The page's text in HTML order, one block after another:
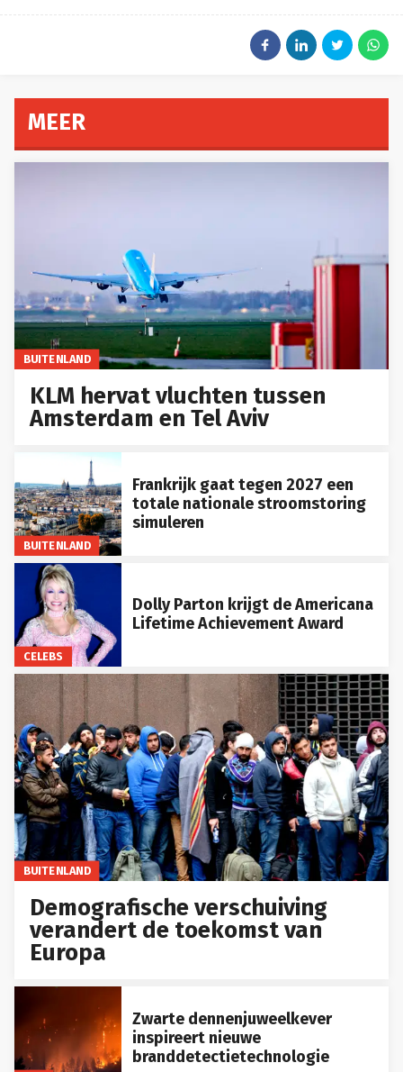
MEER
BUITENLAND
KLM hervat vluchten tussen
Amsterdam en Tel Aviv
BUITENLAND
Frankrijk gaat tegen 2027 een
totale nationale stroomstoring
simuleren
CELEBS
Dolly Parton krijgt de Americana
Lifetime Achievement Award
BUITENLAND
Demografische verschuiving
verandert de toekomst van
Europa
Zwarte dennenjuweelkever
inspireert nieuwe
branddetectietechnologie